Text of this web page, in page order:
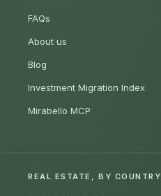
FAQs
About us
Blog
Investment Migration Index
Mirabello MCP
REAL ESTATE, BY COUNTRY